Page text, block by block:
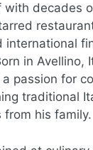
with decades
international
in Avellino,
passion for
traditional
from his family.